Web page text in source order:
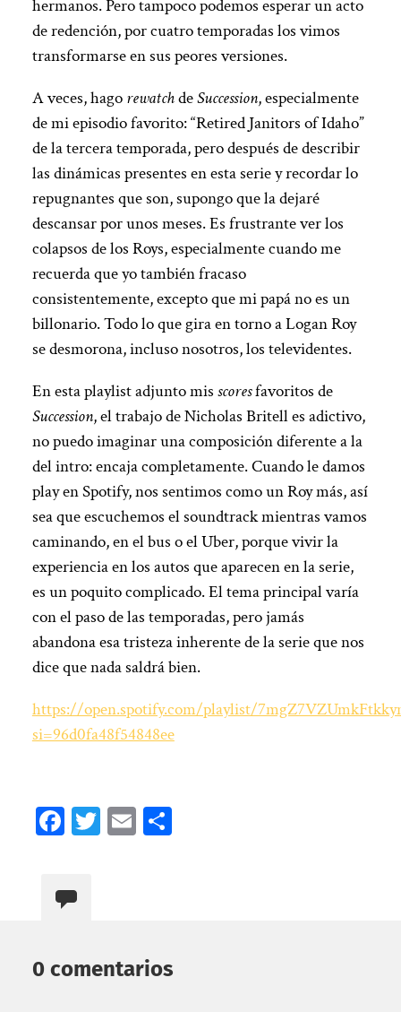
hermanos. Pero tampoco podemos esperar un acto
de redención, por cuatro temporadas los vimos
transformarse en sus peores versiones.
A veces, hago rewatchdeSuccession, especialmente
de mi episodio favorito: “Retired Janitors of Idaho”
de la tercera temporada, pero después de describir
las dinámicas presentes en esta serie y recordar lo
repugnantes que son, supongo que la dejaré
descansar por unos meses. Es frustrante ver los
colapsos de los Roys, especialmente cuando me
recuerda que yo también fracaso
consistentemente, excepto que mi papá no es un
billonario. Todo lo que gira en torno a Logan Roy
se desmorona, incluso nosotros, los televidentes.
En esta playlist adjunto mis scoresfavoritos de
Succession, el trabajo de Nicholas Britell es adictivo,
no puedo imaginar una composición diferente a la
del intro: encaja completamente. Cuando le damos
play en Spotify, nos sentimos como un Roy más, así
sea que escuchemos el soundtrack mientras vamos
caminando, en el bus o el Uber, porque vivir la
experiencia en los autos que aparecen en la serie,
es un poquito complicado. El tema principal varía
con el paso de las temporadas, pero jamás
abandona esa tristeza inherente de la serie que nos
dice que nada saldrá bien.
https://open.spotify.com/playlist/
si=96d0fa48f54848ee
Facebook
Twitter
EmailCompartir
0 comentarios